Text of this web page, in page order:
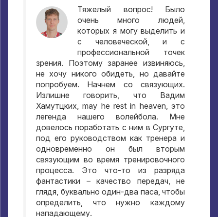
Тяжелый вопрос! Было
очень много людей,
которых я могу выделить и
с человеческой,и с
профессиональной точек
зрения. Поэтому заранее извиняюсь,
не хочу никого обидеть, но давайте
попробуем. Начнем со связующих.
Излишне говорить, что Вадим
Хамутцких, may he rest in heaven, это
легенда нашего волейбола. Мне
довелось поработать с ним в Сургуте,
под его руководством как тренера и
одновременно он был вторым
связующим во время тренировочного
процесса. Это что-то из разряда
фантастики – качество передач, не
глядя, буквально один-два паса, чтобы
определить, что нужно каждому
нападающему.